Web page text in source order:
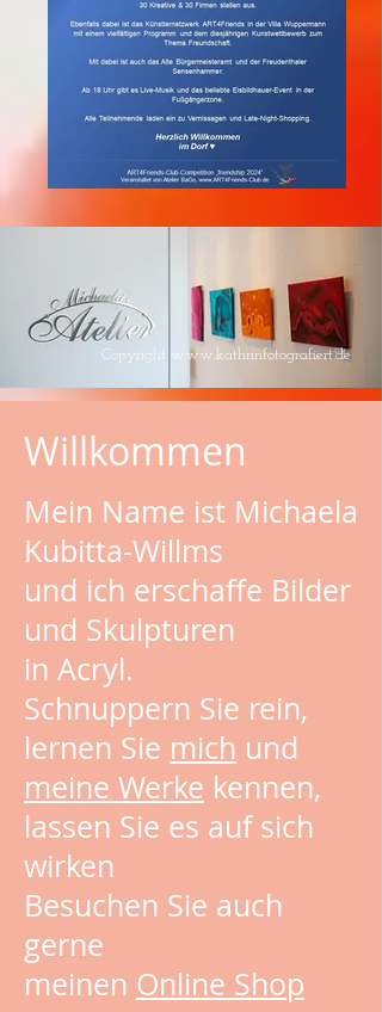
Copyright www.kathrinfotografiert.de
Willkommen
Mein Name ist Michaela
Kubitta-Willms
und ich erschaffe Bilder
und Skulpturen
in Acryl.
Schnuppern Sie rein,
lernen Sie mich und
meine Werke kennen,
lassen Sie es auf sich
wirken
Besuchen Sie auch
gerne
meinen Online Shop